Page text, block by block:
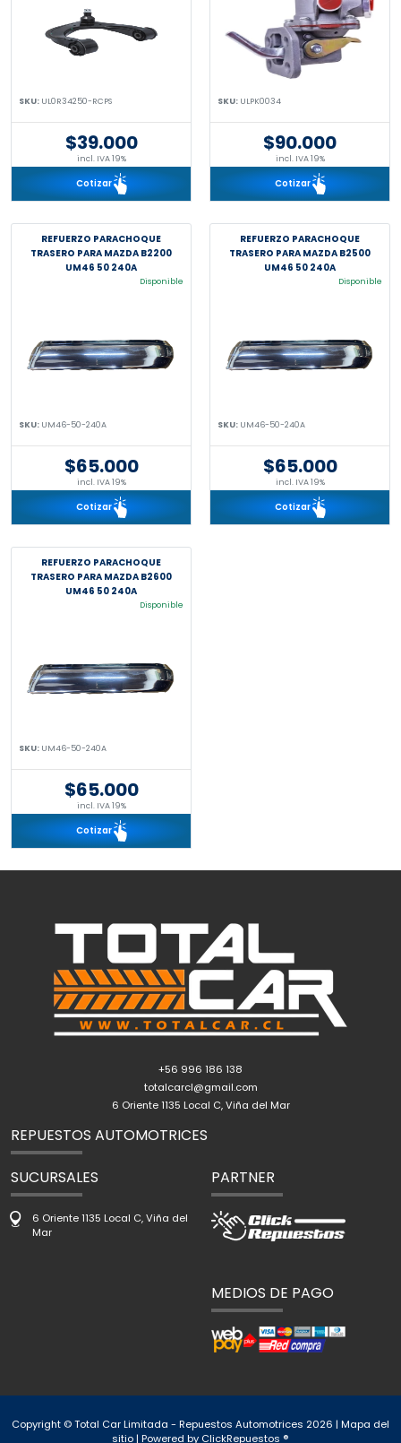
SKU: UL0R34250-RCPS
$39.000
incl. IVA 19%
Cotizar
SKU: ULPK0034
$90.000
incl. IVA 19%
Cotizar
REFUERZO PARACHOQUE
TRASERO PARA MAZDA B2200
UM46 50 240A
Disponible
SKU: UM46-50-240A
$65.000
incl. IVA 19%
Cotizar
REFUERZO PARACHOQUE
TRASERO PARA MAZDA B2500
UM46 50 240A
Disponible
SKU: UM46-50-240A
$65.000
incl. IVA 19%
Cotizar
REFUERZO PARACHOQUE
TRASERO PARA MAZDA B2600
UM46 50 240A
Disponible
SKU: UM46-50-240A
$65.000
incl. IVA 19%
Cotizar
+56 996 186 138
totalcarcl@gmail.com
6 Oriente 1135 Local C, Viña del Mar
REPUESTOS AUTOMOTRICES
SUCURSALES
6 Oriente 1135 Local C, Viña del
Mar
PARTNER
MEDIOS DE PAGO
Copyright © Total Car Limitada - Repuestos Automotrices 2026 | Mapa del
sitio| Powered by ClickRepuestos ®